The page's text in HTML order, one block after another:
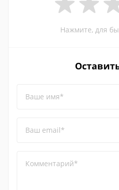
Нажмите, для
Ваше имя*
Ваш email*
Комментарий*